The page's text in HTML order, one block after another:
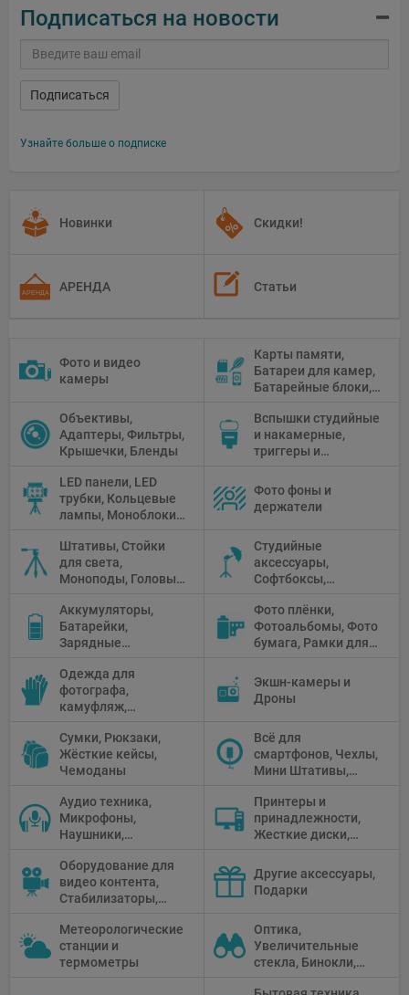
Подписаться на новости
Подписаться
Узнайте больше о подписке
Новинки Скидки!
АРЕНДА Статьи
Фото и видео
камеры
Карты памяти,
Батареи для камер,
Батарейные блоки,
Объективы,
Адаптеры, Фильтры,
Крышечки, Бленды
Вспышки студийные
и накамерные,
триггеры и
LED панели, LED
трубки, Кольцевые
лампы, Моноблоки,
Флуоресцентное и
галогенное
освещение
Фото фоны и
держатели
Штативы, Стойки
для света,
Моноподы, Головы
Студийные
аксессуары,
Софтбоксы,
Рефлекторы,
Отражатели,
Предметные
Аккумуляторы,
Батарейки,
Зарядные
питания, Солнечные
панели
Фото плёнки,
Фотоальбомы, Фото
бумага, Рамки для
камеры
Одежда для
фотографа,
камуфляж,
Экшн-камеры и
Дроны
Сумки, Рюкзаки,
Жёсткие кейсы,
Чемоданы
Всё для
смартфонов, Чехлы,
Мини Штативы,
Аудио техника,
Микрофоны,
Наушники,
микшеры, Кабели и
адаптеры
Принтеры и
принадлежности,
Жесткие диски,
Проекторы,
Графические
Планшеты, Бумага
Оборудование для
видео контента,
Стабилизаторы,
Мониторы,
Профессиональное
видео
Другие аксессуары,
Подарки
Метеорологические
станции и
термометры
Оптика,
Увеличительные
стекла, Бинокли,